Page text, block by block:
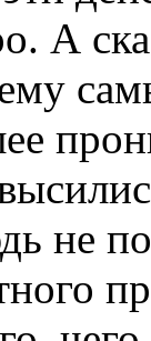
А
не